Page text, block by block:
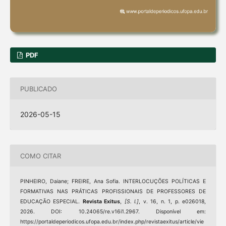
PDF
PUBLICADO
2026-05-15
COMO CITAR
PINHEIRO, Daiane; FREIRE, Ana Sofia. INTERLOCUÇÕES POLÍTICAS E
FORMATIVAS NAS PRÁTICAS PROFISSIONAIS DE PROFESSORES DE
EDUCAÇÃO ESPECIAL. Revista Exitus, [S. l.], v. 16, n. 1, p. e026018,
2026. DOI: 10.24065/re.v16i1.2967. Disponível em:
https://portaldeperiodicos.ufopa.edu.br/index.php/revistaexitus/article/vie